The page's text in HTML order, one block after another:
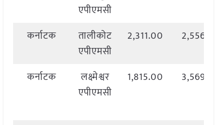
एपीएमसी
कर्नाटक
तालीकोट
एपीएमसी
2,311.00
कर्नाटक
लक्ष्मेश्वर
एपीएमसी
1,815.00